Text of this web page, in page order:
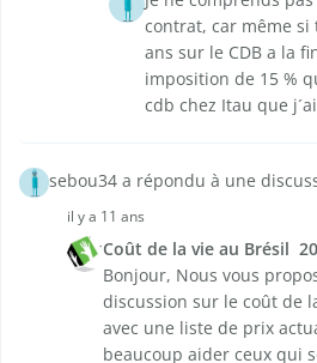
contrat, car même
ans sur le CDB a la
imposition de 15 %
cdb chez Itau que
sebou34 a répondu à une
il y a 11 ans
Coût de la vie au Brésil 
Bonjour, Nous vous
discussion sur le coût de
avec une liste de prix
beaucoup aider ceux qui